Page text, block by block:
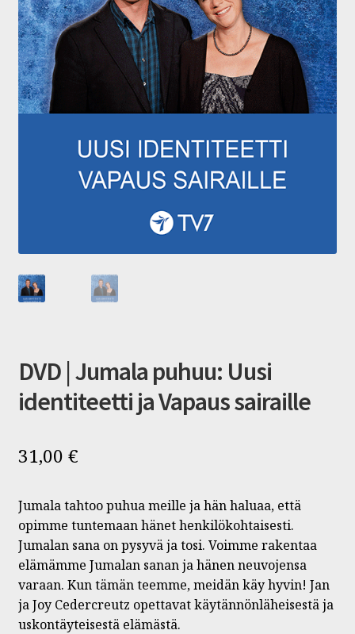
DVD | Jumala puhuu: Uusi
identiteetti ja Vapaus sairaille
31,00 €
Jumala tahtoo puhua meille ja hän haluaa, että
opimme tuntemaan hänet henkilökohtaisesti.
Jumalan sana on pysyvä ja tosi. Voimme rakentaa
elämämme Jumalan sanan ja hänen neuvojensa
varaan. Kun tämän teemme, meidän käy hyvin! Jan
ja Joy Cedercreutz opettavat käytännönläheisestä ja
uskontäyteisestä elämästä.